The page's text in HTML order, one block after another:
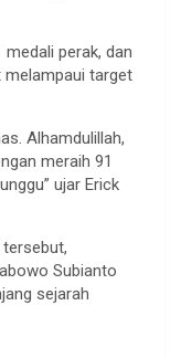
perak, dan
melampaui target
Alhamdulillah,
meraih 91
ujar Erick
Subianto
sejarah